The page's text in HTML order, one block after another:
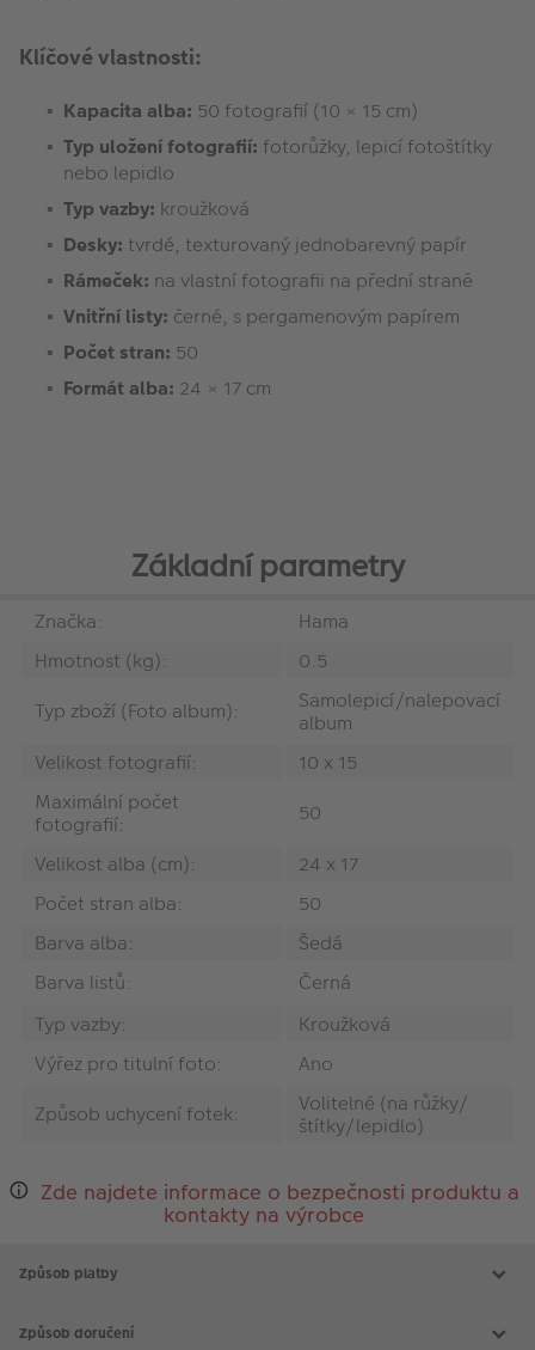
Klíčové vlastnosti:
Kapacita alba: 50 fotografií (10 × 15 cm)
Typ uložení fotografií: fotorůžky, lepicí fotoštítky
nebo lepidlo
Typ vazby: kroužková
Desky: tvrdé, texturovaný jednobarevný papír
Rámeček: na vlastní fotografii na přední straně
Vnitřní listy: černé, s pergamenovým papírem
Počet stran: 50
Formát alba: 24 × 17 cm
Základní parametry
Značka:
Hama
Hmotnost (kg):
0.5
Typ zboží (Foto album):
Samolepicí/nalepovací
album
Velikost fotografií:
10 x 15
Maximální počet
fotografií:
50
Velikost alba (cm):
24 x 17
Počet stran alba:
50
Barva alba:
Šedá
Barva listů:
Černá
Typ vazby:
Kroužková
Výřez pro titulní foto:
Ano
Způsob uchycení fotek:
Volitelné (na růžky/
štítky/lepidlo)
Zde najdete informace o bezpečnosti produktu a
kontakty na výrobce
Způsob platby
Způsob doručení